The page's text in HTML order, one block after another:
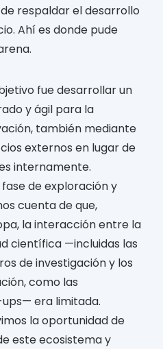
respaldar el desarrollo
Ahí es donde pude
fue desarrollar un
y ágil para la
también mediante
externos en lugar de
internamente.
de exploración y
cuenta de que,
la interacción entre la
científica —incluidas las
de investigación y los
como las
era limitada.
la oportunidad de
este ecosistema y